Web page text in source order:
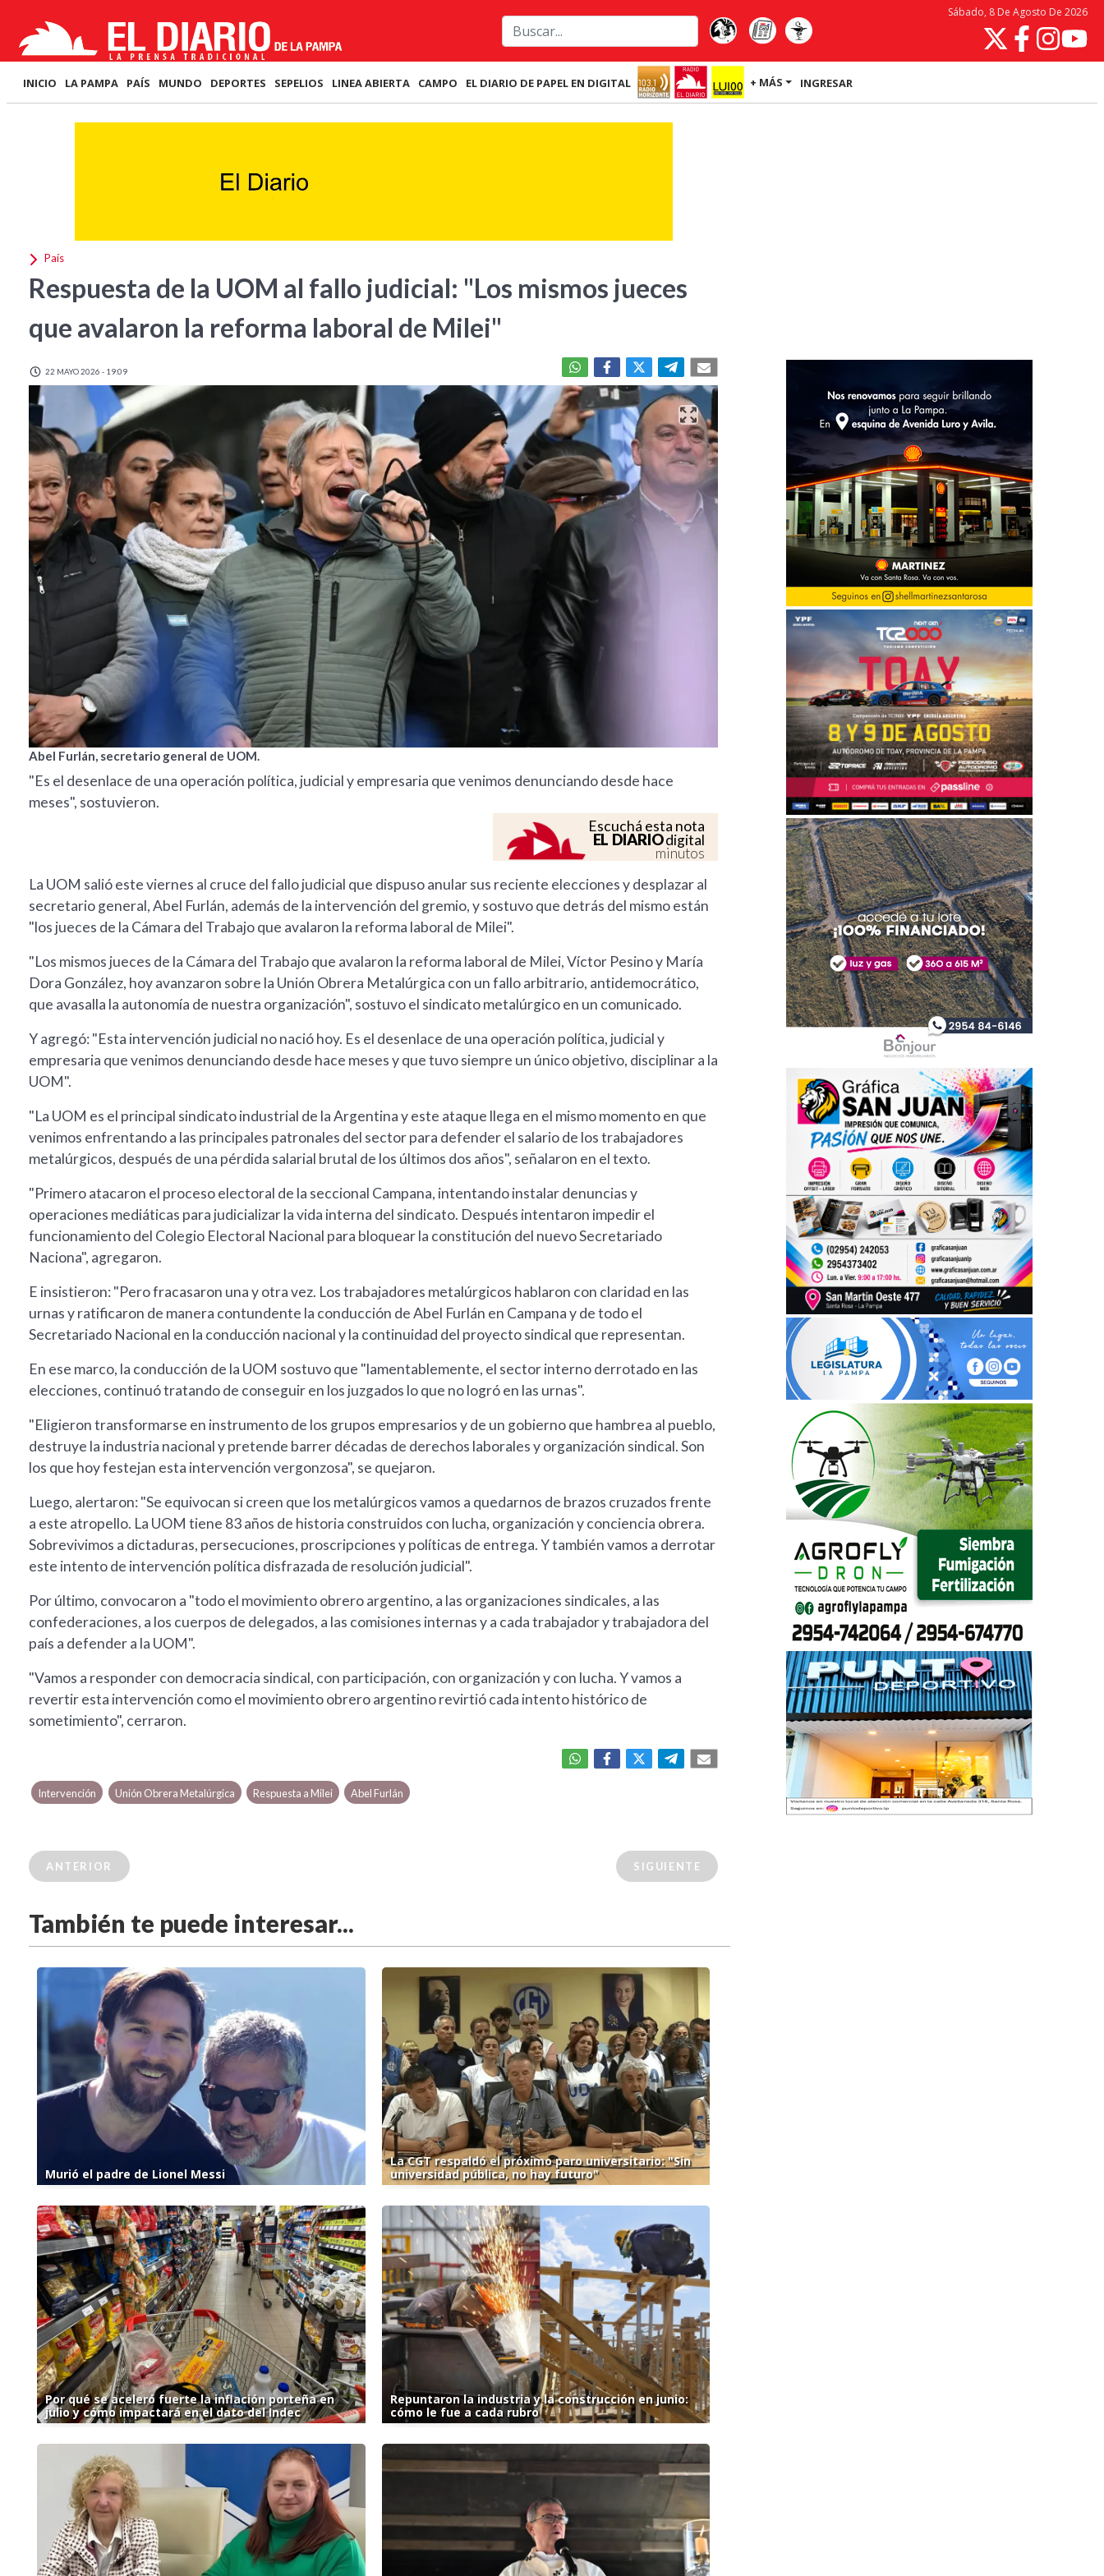
Sábado, 8 De Agosto De 2026
INICIO LA PAMPA PAÍS MUNDO DEPORTES SEPELIOS LINEA ABIERTA CAMPO EL DIARIO DE PAPEL EN DIGITAL + MÁS INGRESAR
País
Respuesta de la UOM al fallo judicial: "Los mismos jueces
que avalaron la reforma laboral de Milei"
22 MAYO 2026 - 19:09
Abel Furlán, secretario general de UOM.
"Es el desenlace de una operación política, judicial y empresaria que venimos denunciando desde hace
meses", sostuvieron.
Escuchá esta nota
EL DIARIOdigital
minutos
La UOM salió este viernes al cruce del fallo judicial que dispuso anular sus reciente elecciones y desplazar al
secretario general, Abel Furlán, además de la intervención del gremio, y sostuvo que detrás del mismo están
"los jueces de la Cámara del Trabajo que avalaron la reforma laboral de Milei".
"Los mismos jueces de la Cámara del Trabajo que avalaron la reforma laboral de Milei, Víctor Pesino y María
Dora González, hoy avanzaron sobre la Unión Obrera Metalúrgica con un fallo arbitrario, antidemocrático,
que avasalla la autonomía de nuestra organización", sostuvo el sindicato metalúrgico en un comunicado.
Y agregó: "Esta intervención judicial no nació hoy. Es el desenlace de una operación política, judicial y
empresaria que venimos denunciando desde hace meses y que tuvo siempre un único objetivo, disciplinar a la
UOM".
"La UOM es el principal sindicato industrial de la Argentina y este ataque llega en el mismo momento en que
venimos enfrentando a las principales patronales del sector para defender el salario de los trabajadores
metalúrgicos, después de una pérdida salarial brutal de los últimos dos años", señalaron en el texto.
"Primero atacaron el proceso electoral de la seccional Campana, intentando instalar denuncias y
operaciones mediáticas para judicializar la vida interna del sindicato. Después intentaron impedir el
funcionamiento del Colegio Electoral Nacional para bloquear la constitución del nuevo Secretariado
Naciona", agregaron.
E insistieron: "Pero fracasaron una y otra vez. Los trabajadores metalúrgicos hablaron con claridad en las
urnas y ratificaron de manera contundente la conducción de Abel Furlán en Campana y de todo el
Secretariado Nacional en la conducción nacional y la continuidad del proyecto sindical que representan.
En ese marco, la conducción de la UOM sostuvo que "lamentablemente, el sector interno derrotado en las
elecciones, continuó tratando de conseguir en los juzgados lo que no logró en las urnas".
"Eligieron transformarse en instrumento de los grupos empresarios y de un gobierno que hambrea al pueblo,
destruye la industria nacional y pretende barrer décadas de derechos laborales y organización sindical. Son
los que hoy festejan esta intervención vergonzosa", se quejaron.
Luego, alertaron: "Se equivocan si creen que los metalúrgicos vamos a quedarnos de brazos cruzados frente
a este atropello. La UOM tiene 83 años de historia construidos con lucha, organización y conciencia obrera.
Sobrevivimos a dictaduras, persecuciones, proscripciones y políticas de entrega. Y también vamos a derrotar
este intento de intervención política disfrazada de resolución judicial".
Por último, convocaron a "todo el movimiento obrero argentino, a las organizaciones sindicales, a las
confederaciones, a los cuerpos de delegados, a las comisiones internas y a cada trabajador y trabajadora del
país a defender a la UOM".
"Vamos a responder con democracia sindical, con participación, con organización y con lucha. Y vamos a
revertir esta intervención como el movimiento obrero argentino revirtió cada intento histórico de
sometimiento", cerraron.
Intervención Unión Obrera Metalúrgica Respuesta a Milei Abel Furlán
ANTERIOR SIGUIENTE
También te puede interesar...
Murió el padre de Lionel Messi
La CGT respaldó el próximo paro universitario: "Sin
universidad pública, no hay futuro"
Por qué se aceleró fuerte la inflación porteña en
julio y cómo impactará en el dato del Indec
Repuntaron la industria y la construcción en junio:
cómo le fue a cada rubro